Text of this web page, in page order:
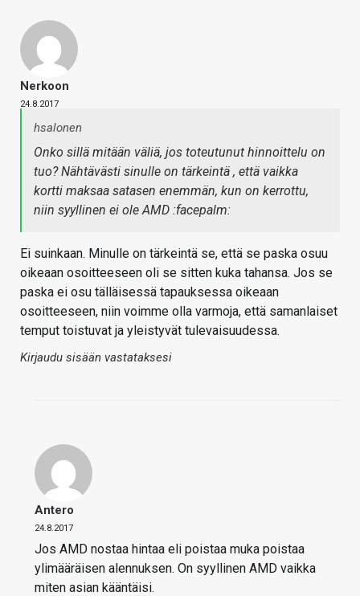
Nerkoon
24.8.2017
hsalonen
Onko sillä mitään väliä, jos toteutunut hinnoittelu on
tuo? Nähtävästi sinulle on tärkeintä , että vaikka
kortti maksaa satasen enemmän, kun on kerrottu,
niin syyllinen ei ole AMD :facepalm:
Ei suinkaan. Minulle on tärkeintä se, että se paska osuu
oikeaan osoitteeseen oli se sitten kuka tahansa. Jos se
paska ei osu tälläisessä tapauksessa oikeaan
osoitteeseen, niin voimme olla varmoja, että samanlaiset
temput toistuvat ja yleistyvät tulevaisuudessa.
Kirjaudu sisään vastataksesi
Antero
24.8.2017
Jos AMD nostaa hintaa eli poistaa muka poistaa
ylimääräisen alennuksen. On syyllinen AMD vaikka
miten asian kääntäisi.